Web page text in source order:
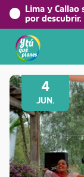
Lima y
por descubrir.
Volver a
4
JUN.